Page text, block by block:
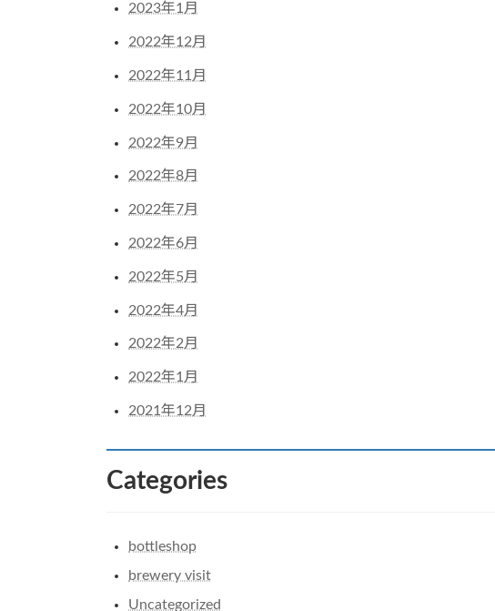
2023年1月
2022年12月
2022年11月
2022年10月
2022年9月
2022年8月
2022年7月
2022年6月
2022年5月
2022年4月
2022年2月
2022年1月
2021年12月
Categories
bottleshop
brewery visit
Uncategorized